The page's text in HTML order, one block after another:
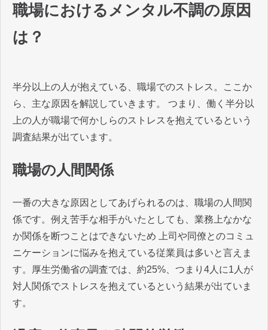
職場におけるメンタル不調の原因
は？
半分以上の人が抱えている、職場でのストレス。ここか
ら、主な原因を解説していきます。 つまり、働く半分以
上の人が職場で何かしらのストレスを抱えているという
調査結果が出ています。
職場の人間関係
一番の大きな原因としてあげられるのは、職場の人間関
係です。例え苦手な相手がいたとしても、業務上なかな
か関係を断つことはできないため 上司や同僚とのコミュ
ニケーションに悩みを抱えている従業員は多いと言えま
す。厚生労働省の調査では、約25%、つまり4人に1人が
対人関係でストレスを抱えているという結果が出ていま
す。